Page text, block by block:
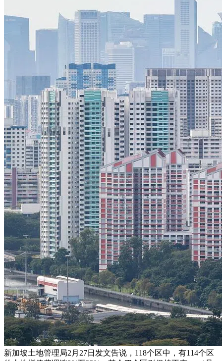
新加坡土地管理局2月27日发文告说，118个区中，有114个区